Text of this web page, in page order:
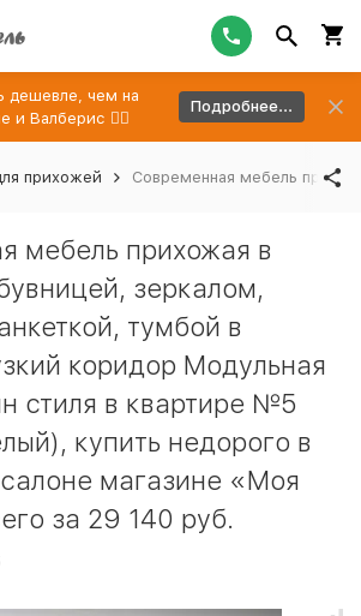
дешевле, чем на
и Валберис 👉🏻
Подробнее...
прихожей Современная мебель
мебель прихожая в
зеркалом,
тумбой в
коридор Модульная
стиля в квартире №5
купить недорого в
магазине «Моя
за 29 140 руб.